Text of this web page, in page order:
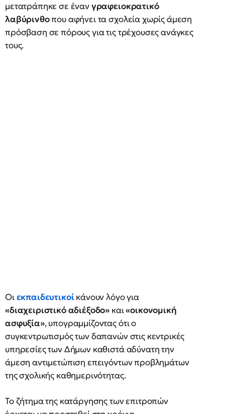
μετατράπηκε σε ένανγραφειοκρατικό
λαβύρινθοπου αφήνει τα σχολεία χωρίς άμεση
πρόσβαση σε πόρους για τις τρέχουσες ανάγκες
τους.
Οιεκπαιδευτικοίκάνουν λόγο για
«διαχειριστικό αδιέξοδο» και«οικονομική
ασφυξία», υπογραμμίζοντας ότι ο
συγκεντρωτισμός των δαπανών στις κεντρικές
υπηρεσίες των Δήμων καθιστά αδύνατη την
άμεση αντιμετώπιση επειγόντων προβλημάτων
της σχολικής καθημερινότητας.
Το ζήτημα της κατάργησης των επιτροπών